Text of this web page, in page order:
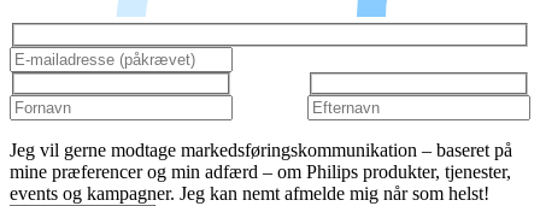
Jeg vil gerne modtage markedsføringskommunikation – baseret på
mine præferencer og min adfærd – om Philips produkter, tjenester,
events og kampagner. Jeg kan nemt afmelde mig når som helst!